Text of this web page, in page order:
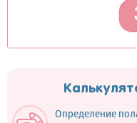
Определение